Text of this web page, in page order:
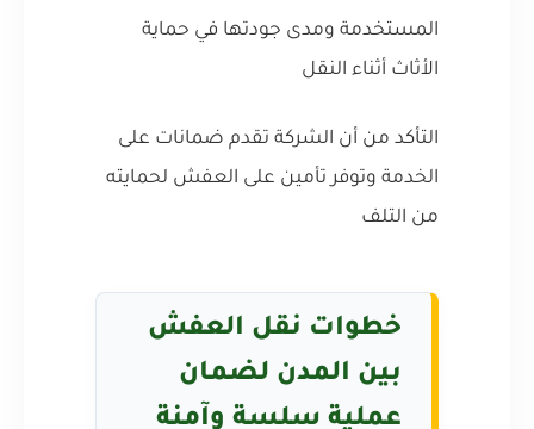
المستخدمة ومدى جودتها في حماية
الأثاث أثناء النقل
التأكد من أن الشركة تقدم ضمانات على
الخدمة وتوفر تأمين على العفش لحمايته
من التلف
خطوات نقل العفش
بين المدن لضمان
عملية سلسة وآمنة